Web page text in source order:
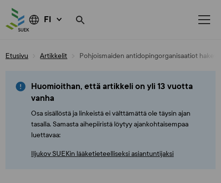
FI
Etusivu Artikkelit Pohjoismaiden antidopingorganisaatiot
Huomioithan, että artikkeli on yli 13 vuotta
vanha
Osa sisällöstä ja linkeistä ei välttämättä ole täysin ajan
tasalla. Samasta aihepiiristä löytyy ajankohtaisempaa
luettavaa:
Iljukov SUEKin lääketieteelliseksi asiantuntijaksi